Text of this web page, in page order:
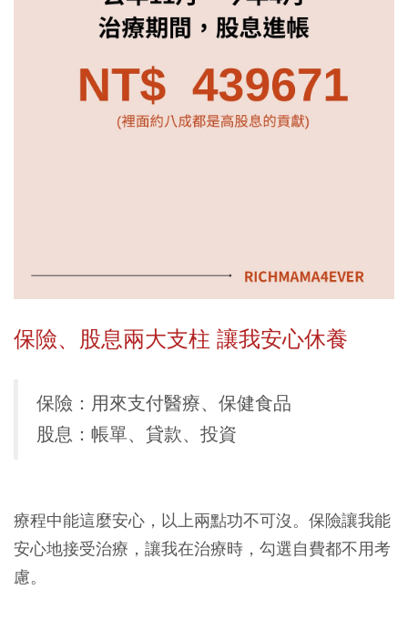
保險、股息兩大支柱 讓我安心休養
保險：用來支付醫療、保健食品
股息：帳單、貸款、投資
療程中能這麼安心，以上兩點功不可沒。保險讓我能
安心地接受治療，讓我在治療時，勾選自費都不用考
慮。